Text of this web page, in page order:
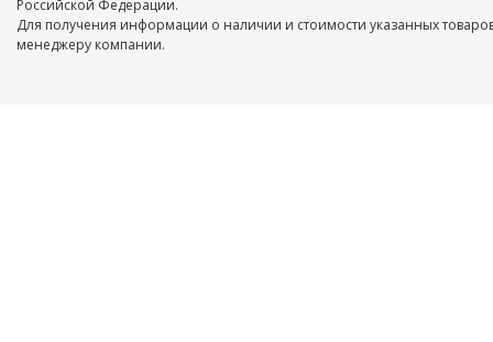
Российской Федерации.
Для получения информации о наличии и стоимости указанных
менеджеру компании.